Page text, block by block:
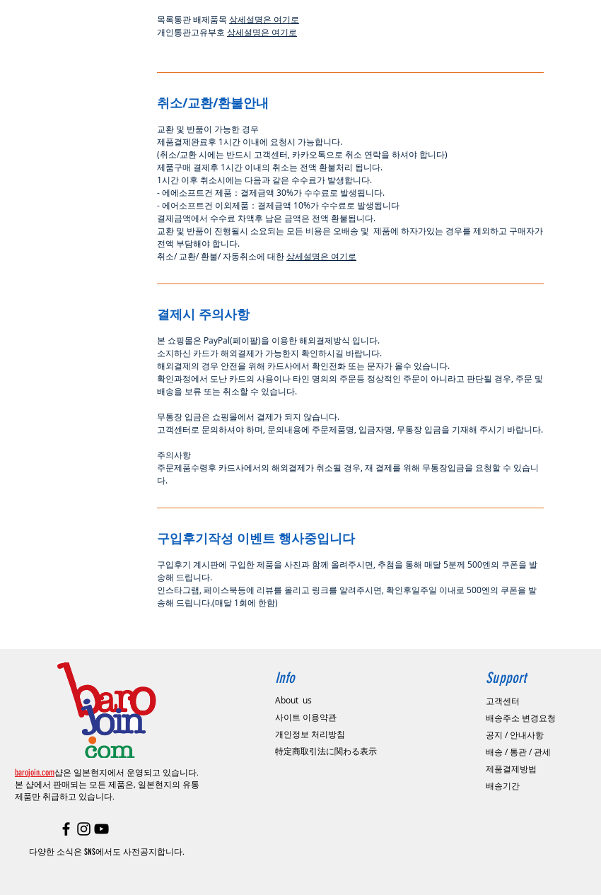
목록통관 배제품목 상세설명은 여기로
개인통관고유부호 상세설명은 여기로
취소/교환/환불안내
교환 및 반품이 가능한 경우
제품결제완료후 1시간 이내에 요청시 가능합니다.
(취소/교환 시에는 반드시 고객센터 카카오톡으로 취소 연락을 하셔야 합니다)
제품구매 결제후 1시간 이내의 취소는 전액 환불처리 됩니다.
1시간 이후 취소시에는 다음과 같은 수수료가 발생합니다.
-에에소프트건 제품 ： 결제금액 30%가 수수료로 발생됩니다.
-에어소프트건 이외제품 ： 결제금액 10%가 수수료로 발생됩니다
결제금액에서 수수료 차액후 남은 금액은 전액 환불됩니다.
교환 및 반품이 진행될시 소요되는 모든 비용은 오배송 및 제품에 하자가있는 경우를 제외하고 구매자가
전액 부담해야 합니다.
취소/ 교환/환불/자동취소에 대한상세설명은 여기로
결제시 주의사항
본 쇼핑몰은 PayPal(페이팔)을 이용한해외결제방식 입니다.
소지하신 카드가해외결제가 가능한지 확인하시길 바랍니다.
해외결제의 경우 안전을 위해 카드사에서 확인전화 또는 문자가 올수 있습니다.
확인과정에서 도난카드의 사용이나 타인 명의의 주문등 정상적인 주문이 아니라고 판단될 경우 주문 및
배송을 보류 또는 취소할 수 있습니다.
무통장 입금은 쇼핑몰에서 결제가 되지 않습니다.
고객센터로 문의하셔야 하며 문의내용에 주문제품명 입금자명 무통장 입금을 기재해 주시기 바랍니다.
주의사항
주문제품수령후 카드사에서의 해외결제가취소될 경우 재 결제를 위해 무통장입금을 요청할 수 있습니
다.
구입후기작성 이벤트 행사중입니다
구입후기 계시판에 구입한 제품을 사진과 함께 올려주시면 추첨을 통해 매달5분께 500엔의 쿠폰을 발
송해 드립니다.
인스타그램 페이스북등에 리뷰를 올리고 링크를 알려주시면, 확인후일주일 이내로 500엔의 쿠폰을 발
송해 드립니다.(매달 1회에 한함)
barojoin.com샵은 일본현지에서 운영되고 있습니다.
본 샵에서 판매되는 모든 제품은, 일본현지의 유통
제품만 취급하고 있습니다.
다양한 소식은 SNS에서도 사전공지합니다.
Info
About us
사이트 이용약관
​개인정보 처리방침
特定商取引法に関わる表示
Support
고객센터
배송주소 변경요청
공지 / 안내사항
배송 / 통관 / 관세
제품결제방법
배송기간